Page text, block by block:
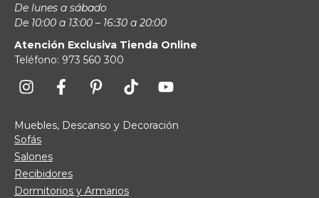
De lunes a sábado
De 10:00 a 13:00 – 16:30 a 20:00
Atención Exclusiva Tienda Online
Teléfono: 973 560 300
Muebles, Descanso y Decoración
Sofás
Salones
Recibidores
Dormitorios y Armarios